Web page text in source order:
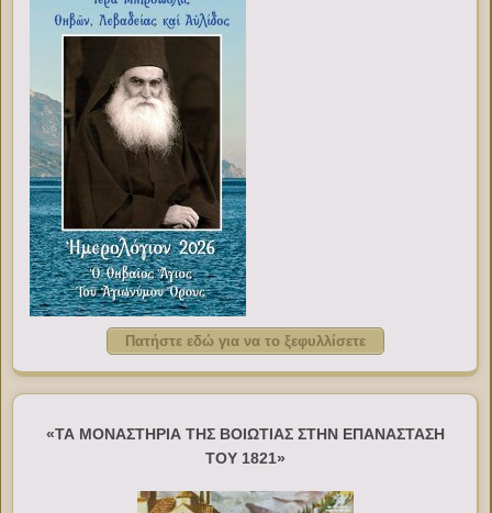
Πατήστε εδώ για να το ξεφυλλίσετε
«ΤΑ ΜΟΝΑΣΤΗΡΙΑ ΤΗΣ ΒΟΙΩΤΙΑΣ ΣΤΗΝ ΕΠΑΝΑΣΤΑΣΗ
ΤΟΥ 1821»